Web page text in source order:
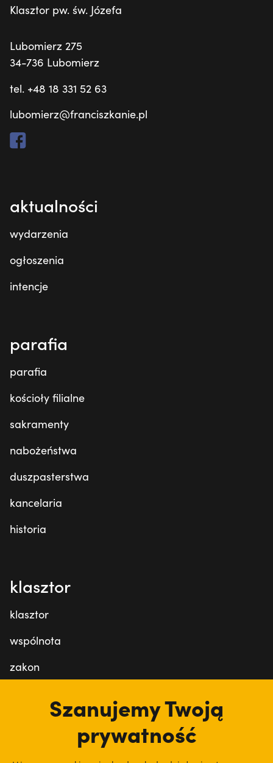
Klasztor pw. św. Józefa
Lubomierz 275
34-736 Lubomierz
tel. +48 18 331 52 63
lubomierz@franciszkanie.pl
aktualności
wydarzenia
ogłoszenia
intencje
parafia
parafia
kościoły filialne
sakramenty
nabożeństwa
duszpasterstwa
kancelaria
historia
klasztor
klasztor
wspólnota
zakon
albertówka
Szanujemy Twoją
prywatność